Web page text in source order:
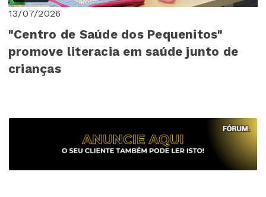
13/07/2026
"Centro de Saúde dos Pequenitos"
promove literacia em saúde junto de
crianças